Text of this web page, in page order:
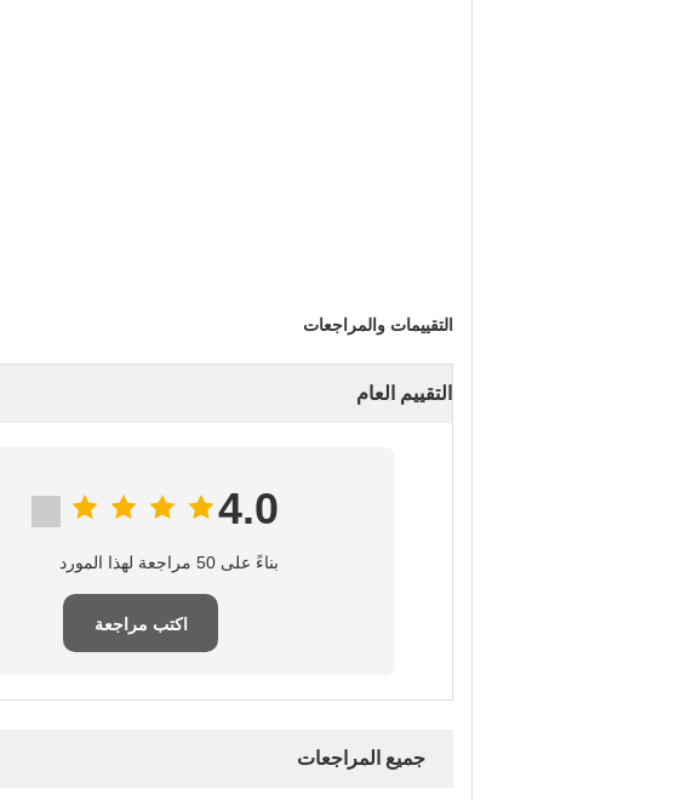
التقييمات والمراجعات
التقييم العام
4.0
بناءً على 50 مراجعة لهذا المورد
اكتب مراجعة
جميع المراجعات